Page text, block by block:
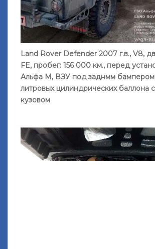
Land Rover Defender 2007 г.в., V8,
FE, пробег: 156 000 км., перед
Альфа М, ВЗУ под заднмм
литровых цилиндрических баллона
кузовом